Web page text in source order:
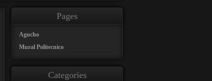
Pages
Agucho
Mural Politecnico
Categories